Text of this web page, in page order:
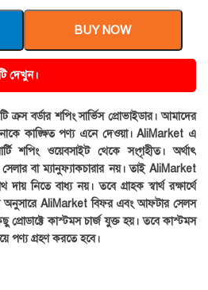
BUY NOW
দেখুন।
বর্ডার শপিং সার্ভিস প্রোভাইডার। আমাদের
কাঙ্ক্ষিত পণ্য এনে দেওয়া। AliMarket এ
শপিং ওয়েবসাইট থেকে সংগৃহীত। অর্থাৎ
বা ম্যানুফ্যাকচারার নয়। তাই AliMarket
নিতে বাধ্য নয়। তবে গ্রাহক স্বার্থ রক্ষার্থে
অনুসারে AliMarket বিফর এবং আফটার সেলস
কাস্টমস চার্জ যুক্ত হয়। তবে কাস্টমস
পণ্য গ্রহণ করতে হবে।